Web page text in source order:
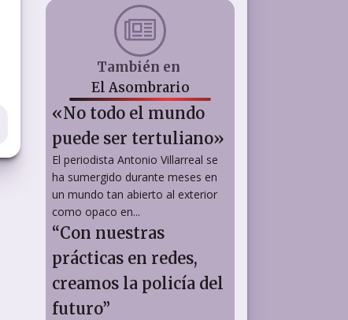
También en
El Asombrario
«No todo el mundo
puede ser tertuliano»
El periodista Antonio Villarreal se
ha sumergido durante meses en
un mundo tan abierto al exterior
como opaco en...
“Con nuestras
prácticas en redes,
creamos la policía del
futuro”